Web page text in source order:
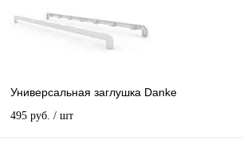
Универсальная заглушка Danke
495 руб. / шт